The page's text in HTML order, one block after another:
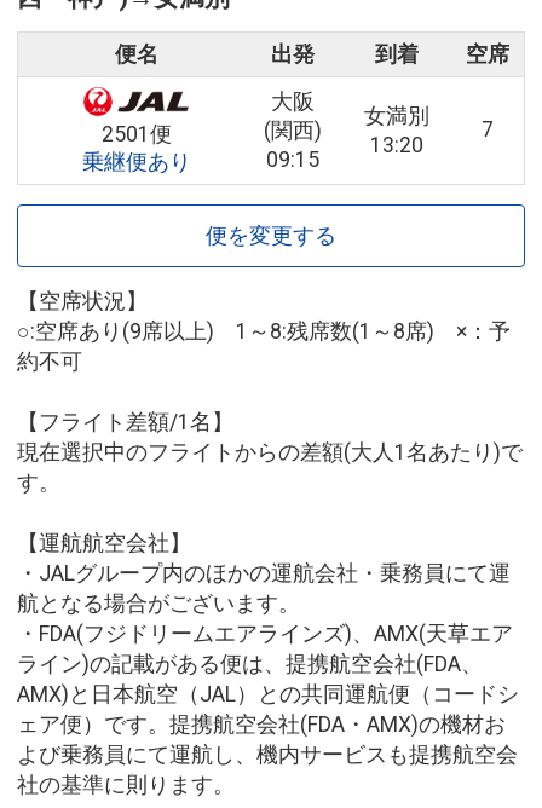
便名 出発 到着 空席
2501便
乗継便あり
大阪
(関西)
09:15
女満別
13:20
7
便を変更する
【空席状況】
○:空席あり(9席以上) 1～8:残席数(1～8席) ×：予
約不可
【フライト差額/1名】
現在選択中のフライトからの差額(大人1名あたり)で
す。
【運航航空会社】
・JALグループ内のほかの運航会社・乗務員にて運
航となる場合がございます。
・FDA(フジドリームエアラインズ)、AMX(天草エア
ライン)の記載がある便は、提携航空会社(FDA、
AMX)と日本航空（JAL）との共同運航便（コードシ
ェア便）です。提携航空会社(FDA・AMX)の機材お
よび乗務員にて運航し、機内サービスも提携航空会
社の基準に則ります。